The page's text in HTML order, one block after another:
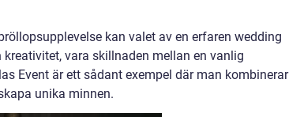
kan valet av en erfaren wedding
vara skillnaden mellan en vanlig
Event är ett sådant exempel där man kombinerar
unika minnen.